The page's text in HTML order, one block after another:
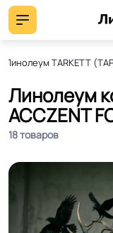
Линолеум TARKETT
Линолеум
ACCZENT
18 товаров